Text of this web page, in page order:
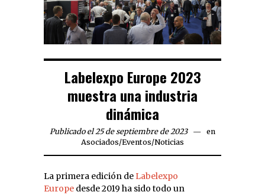
Labelexpo Europe 2023
muestra una industria
dinámica
Publicado el 25 de septiembre de 2023
en
Asociados/Eventos/Noticias
La primera edición de Labelexpo
Europe desde 2019 ha sido todo un